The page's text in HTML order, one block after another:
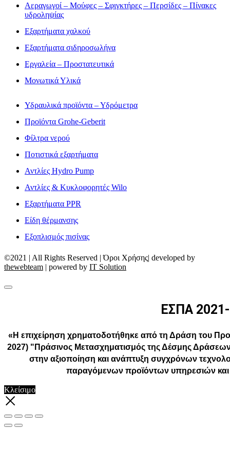
Αεραγωγοί – Μούφες – Σφιγκτήρες – Περσίδες – Πίνακες
υδροληψίας
Εξαρτήματα χαλκού
Εξαρτήματα σιδηροσωλήνα
Εργαλεία – Προστατευτικά
Μονωτικά Υλικά
Υδραυλικά προϊόντα – Υδρόμετρα
Προϊόντα Grohe-Geberit
Φίλτρα νερού
Ποτιστικά εξαρτήματα
Αντλίες Hydro Pump
Αντλίες & Κυκλοφορητές Wilo
Εξαρτήματα PPR
Είδη θέρμανσης
Εξοπλισμός πισίνας
©2021 | All Rights Reserved | Όροι Χρήσης| developed by
thewebteam | powered by IT Solution
ΕΣΠΑ
«Η επιχείρηση χρηματοδοτήθηκε από τη Δράση του
2027) "Πράσινος Μετασχηματισμός της Δέσμης
στην αξιοποίηση και ανάπτυξη συγχρόνων
παραγόμενων προϊόντων υπηρεσιών και
Κλείσιμο